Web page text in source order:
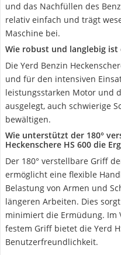
und das Nachfüllen des
relativ einfach und trägt
Maschine bei.
Wie robust und langlebig ist
Die Yerd Benzin
und für den intensiven
leistungsstarken Motor und
ausgelegt, auch schwierige
bewältigen.
Wie unterstützt der 180°
Heckenschere HS 600 die
Der 180° verstellbare Griff
ermöglicht eine flexible
Belastung von Armen und
längeren Arbeiten. Dies
minimiert die Ermüdung. Im
festem Griff bietet die Yerd
Benutzerfreundlichkeit.